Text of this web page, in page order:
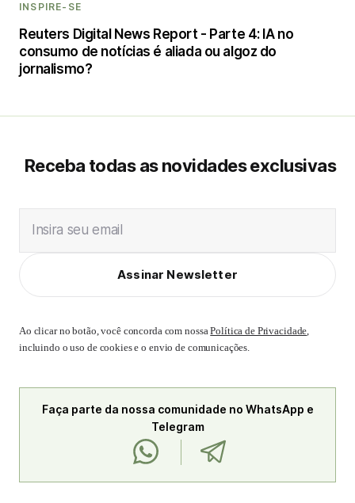
INSPIRE-SE
Reuters Digital News Report - Parte 4: IA no
consumo de notícias é aliada ou algoz do
jornalismo?
Receba todas as novidades exclusivas
Insira seu email
Assinar Newsletter
Ao clicar no botão, você concorda com nossaPolítica de Privacidade,
incluindo o uso de cookies e o envio de comunicações.
Faça parte da nossa comunidade no WhatsApp e
Telegram